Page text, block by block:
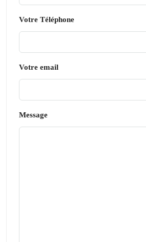
Votre Téléphone
Votre email
Message